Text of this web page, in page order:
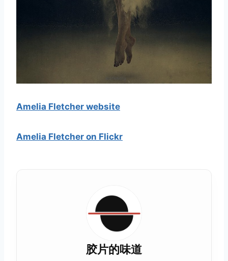
Amelia Fletcher website
Amelia Fletcher on Flickr
胶片的味道